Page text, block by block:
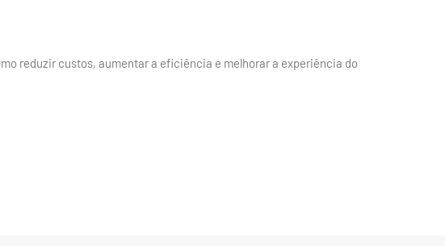
reduzir custos, aumentar a eficiência e melhorar a experiência do